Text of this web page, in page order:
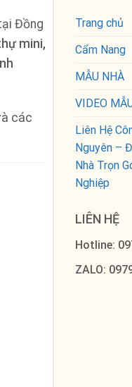
Đồng
mini,
các
Trang chủ
Cẩm Nang
MẪU NHÀ
VIDEO
Liên Hệ
Nguyên –
Nhà Trọn
Nghiệp
LIÊN HỆ
Hotline:
ZALO: